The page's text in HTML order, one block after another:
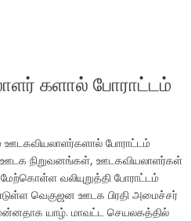
களால் போராட்டம்
போராட்டம்
ஊடக நிறுவனங்கள், ஊடகவியலாளர்கள்
வலியுறுத்தி போராட்டம்
வெகுஜன ஊடக பிரதி அமைச்சர்
யாழ். மாவட்ட செயலகத்தில்